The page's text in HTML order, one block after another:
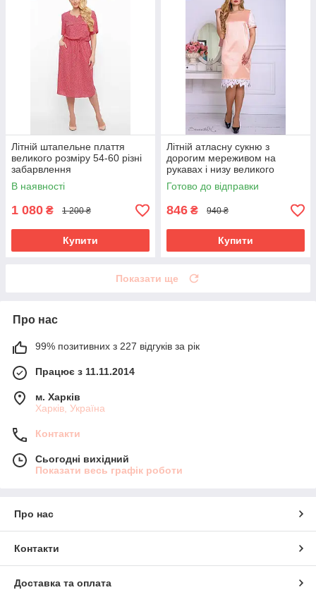
Літній штапельне плаття
великого розміру 54-60 різні
забарвлення
В наявності
1 080 ₴ 1 200 ₴
Купити
Літній атласну сукню з
дорогим мереживом на
рукавах і низу великого
розміру 50-56 розміру
Готово до відправки
846 ₴ 940 ₴
Купити
Показати ще
Про нас
99% позитивних з 227 відгуків за рік
Працює з 11.11.2014
м. Харків
Харків, Україна
Контакти
Сьогодні вихідний
Показати весь графік роботи
Про нас
Контакти
Доставка та оплата